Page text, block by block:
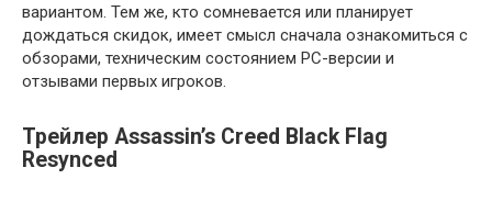
вариантом. Тем же, кто сомневается или планирует
дождаться скидок, имеет смысл сначала ознакомиться с
обзорами, техническим состоянием PC-версии и
отзывами первых игроков.
Трейлер Assassin’s Creed Black Flag
Resynced